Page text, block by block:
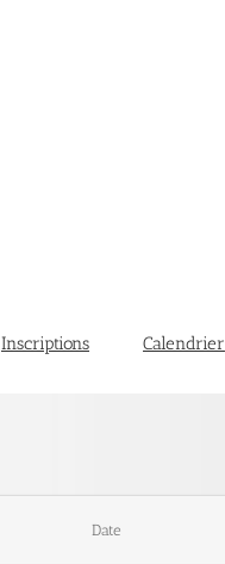
Inscriptions Calendrier
Date